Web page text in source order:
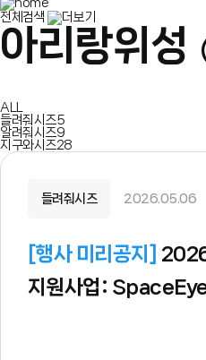
전체검색
아리랑위성
ALL
들려줘시즈5
알려줘시즈9
지구와시즈28
들려줘시즈 2026.05.06
[행사 미리공지 ]
지원사업: